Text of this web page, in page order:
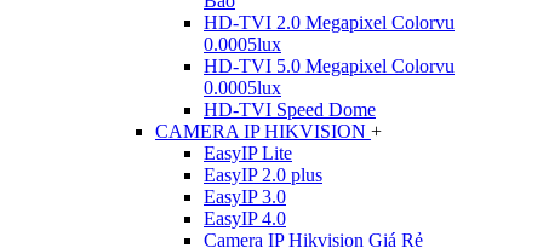
HD-TVI 2.0 Megapixel Colorvu
0.0005lux
HD-TVI 5.0 Megapixel Colorvu
0.0005lux
HD-TVI Speed Dome
CAMERA IP HIKVISION +
EasyIP Lite
EasyIP 2.0 plus
EasyIP 3.0
EasyIP 4.0
Camera IP Hikvision Giá Rẻ